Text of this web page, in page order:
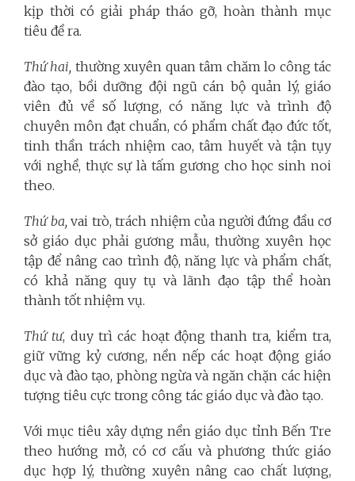
kịp thời có giải pháp tháo gỡ, hoàn thành mục
tiêu đề ra.
Thứ hai, thường xuyên quan tâm chăm lo công tác
đào tạo, bồi dưỡng đội ngũ cán bộ quản lý, giáo
viên đủ về số lượng, có năng lực và trình độ
chuyên môn đạt chuẩn, có phẩm chất đạo đức tốt,
tinh thần trách nhiệm cao, tâm huyết và tận tụy
với nghề, thực sự là tấm gương cho học sinh noi
theo.
Thứ ba, vai trò, trách nhiệm của người đứng đầu cơ
sở giáo dục phải gương mẫu, thường xuyên học
tập để nâng cao trình độ, năng lực và phẩm chất,
có khả năng quy tụ và lãnh đạo tập thể hoàn
thành tốt nhiệm vụ.
Thứ tư, duy trì các hoạt động thanh tra, kiểm tra,
giữ vững kỷ cương, nền nếp các hoạt động giáo
dục và đào tạo, phòng ngừa và ngăn chặn các hiện
tượng tiêu cực trong công tác giáo dục và đào tạo.
Với mục tiêu xây dựng nền giáo dục tỉnh Bến Tre
theo hướng mở, có cơ cấu và phương thức giáo
dục hợp lý, thường xuyên nâng cao chất lượng,